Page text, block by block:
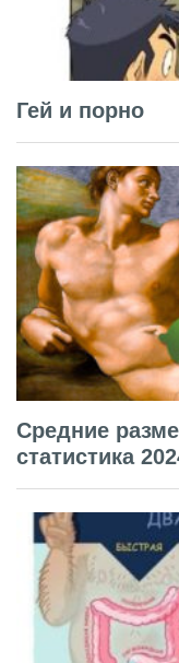
Гей и порно
Средние
статистика